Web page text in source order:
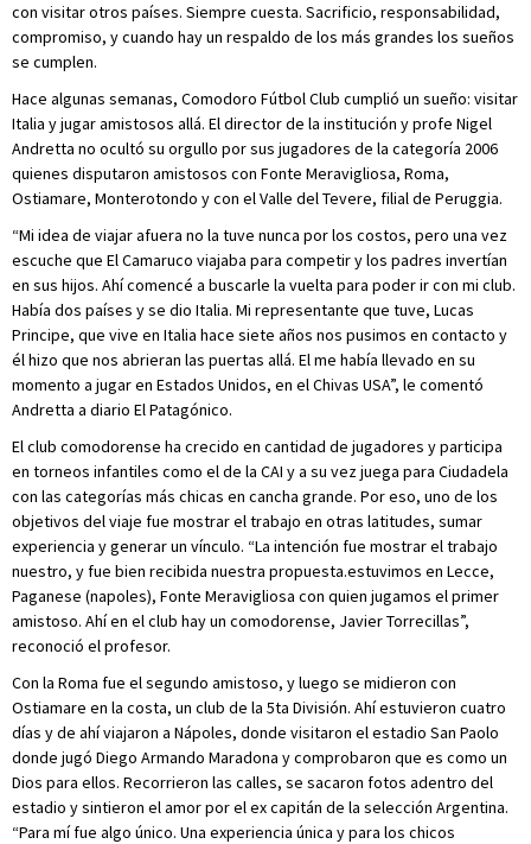
con visitar otros países. Siempre cuesta. Sacrificio, responsabilidad,
compromiso, y cuando hay un respaldo de los más grandes los sueños
se cumplen.
Hace algunas semanas, Comodoro Fútbol Club cumplió un sueño: visitar
Italia y jugar amistosos allá. El director de la institución y profe Nigel
Andretta no ocultó su orgullo por sus jugadores de la categoría 2006
quienes disputaron amistosos con Fonte Meravigliosa, Roma,
Ostiamare, Monterotondo y con el Valle del Tevere, filial de Peruggia.
“Mi idea de viajar afuera no la tuve nunca por los costos, pero una vez
escuche que El Camaruco viajaba para competir y los padres invertían
en sus hijos. Ahí comencé a buscarle la vuelta para poder ir con mi club.
Había dos países y se dio Italia. Mi representante que tuve, Lucas
Principe, que vive en Italia hace siete años nos pusimos en contacto y
él hizo que nos abrieran las puertas allá. El me había llevado en su
momento a jugar en Estados Unidos, en el Chivas USA”, le comentó
Andretta a diario El Patagónico.
El club comodorense ha crecido en cantidad de jugadores y participa
en torneos infantiles como el de la CAI y a su vez juega para Ciudadela
con las categorías más chicas en cancha grande. Por eso, uno de los
objetivos del viaje fue mostrar el trabajo en otras latitudes, sumar
experiencia y generar un vínculo. “La intención fue mostrar el trabajo
nuestro, y fue bien recibida nuestra propuesta.estuvimos en Lecce,
Paganese (napoles), Fonte Meravigliosa con quien jugamos el primer
amistoso. Ahí en el club hay un comodorense, Javier Torrecillas”,
reconoció el profesor.
Con la Roma fue el segundo amistoso, y luego se midieron con
Ostiamare en la costa, un club de la 5ta División. Ahí estuvieron cuatro
días y de ahí viajaron a Nápoles, donde visitaron el estadio San Paolo
donde jugó Diego Armando Maradona y comprobaron que es como un
Dios para ellos. Recorrieron las calles, se sacaron fotos adentro del
estadio y sintieron el amor por el ex capitán de la selección Argentina.
“Para mí fue algo único. Una experiencia única y para los chicos